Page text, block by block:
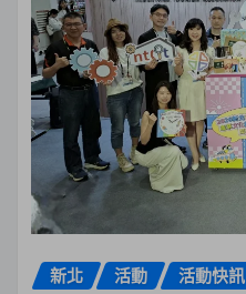
新北 活動 活動快訊